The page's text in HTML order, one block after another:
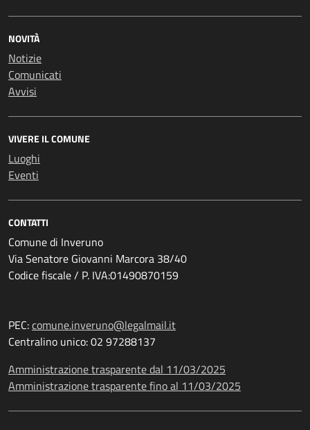
NOVITÀ
Notizie
Comunicati
Avvisi
VIVERE IL COMUNE
Luoghi
Eventi
CONTATTI
Comune di Inveruno
Via Senatore Giovanni Marcora 38/40
Codice fiscale / P. IVA:01490870159
PEC:comune.inveruno@legalmail.it
Centralino unico: 02 97288137
Amministrazione trasparente dal 11/03/2025
Amministrazione trasparente fino al 11/03/2025